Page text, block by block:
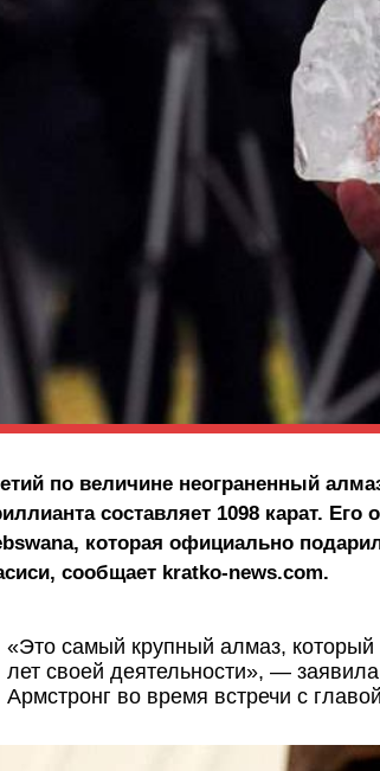
по величине неограненный
составляет 1098 карат.
которая официально
сообщает kratko-news.com.
«Это самый крупный алмаз,
лет своей деятельности», —
Армстронг во время встречи с